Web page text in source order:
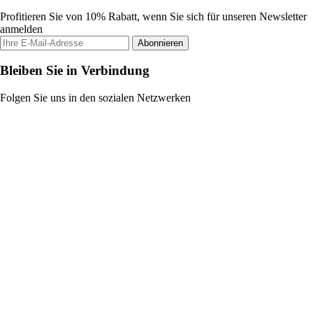
Profitieren Sie von 10% Rabatt, wenn Sie sich für unseren Newsletter
anmelden
Abonnieren
Bleiben Sie in Verbindung
Folgen Sie uns in den sozialen Netzwerken